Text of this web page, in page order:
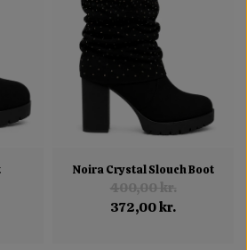
Noira Crystal Slouch Boot
400,00 kr.
372,00 kr.